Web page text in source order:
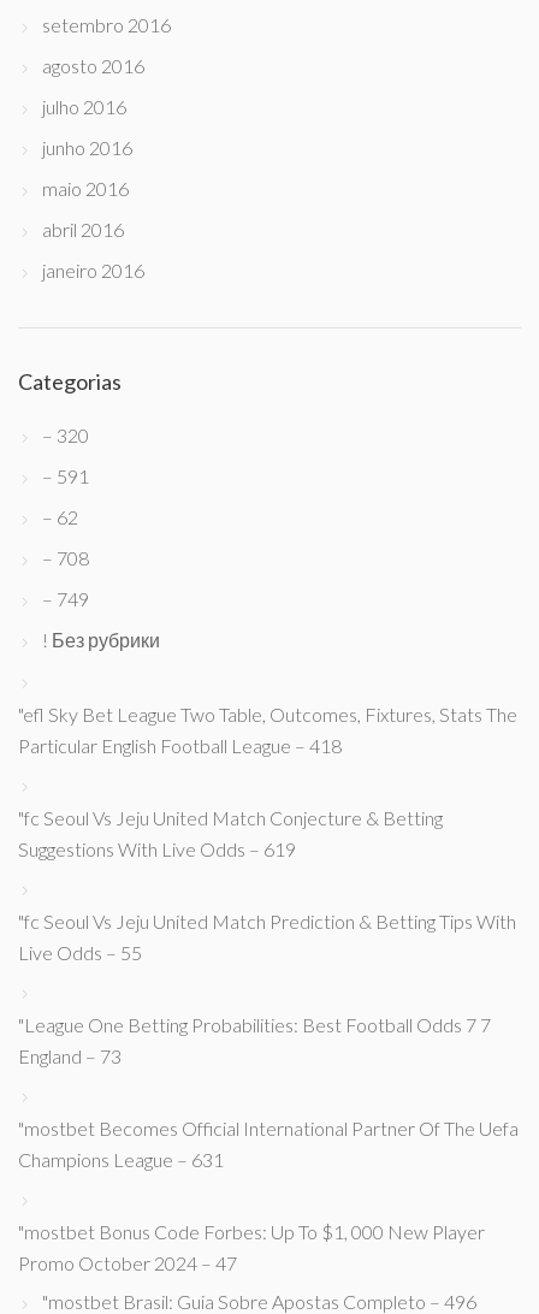
setembro 2016
agosto 2016
julho 2016
junho 2016
maio 2016
abril 2016
janeiro 2016
Categorias
– 320
– 591
– 62
– 708
– 749
! Без рубрики
"efl Sky Bet League Two Table, Outcomes, Fixtures, Stats The
Particular English Football League – 418
"fc Seoul Vs Jeju United Match Conjecture & Betting
Suggestions With Live Odds – 619
"fc Seoul Vs Jeju United Match Prediction & Betting Tips With
Live Odds – 55
"League One Betting Probabilities: Best Football Odds 7 7
England – 73
"mostbet Becomes Official International Partner Of The Uefa
Champions League – 631
"mostbet Bonus Code Forbes: Up To $1, 000 New Player
Promo October 2024 – 47
"mostbet Brasil: Guia Sobre Apostas Completo – 496